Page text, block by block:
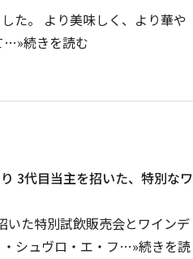
た。 より美味しく、より華や
…»続きを読む
3代目当主を招いた、特別なワ
いた特別試飲販売会とワインデ
シュヴロ・エ・フ…»続きを読